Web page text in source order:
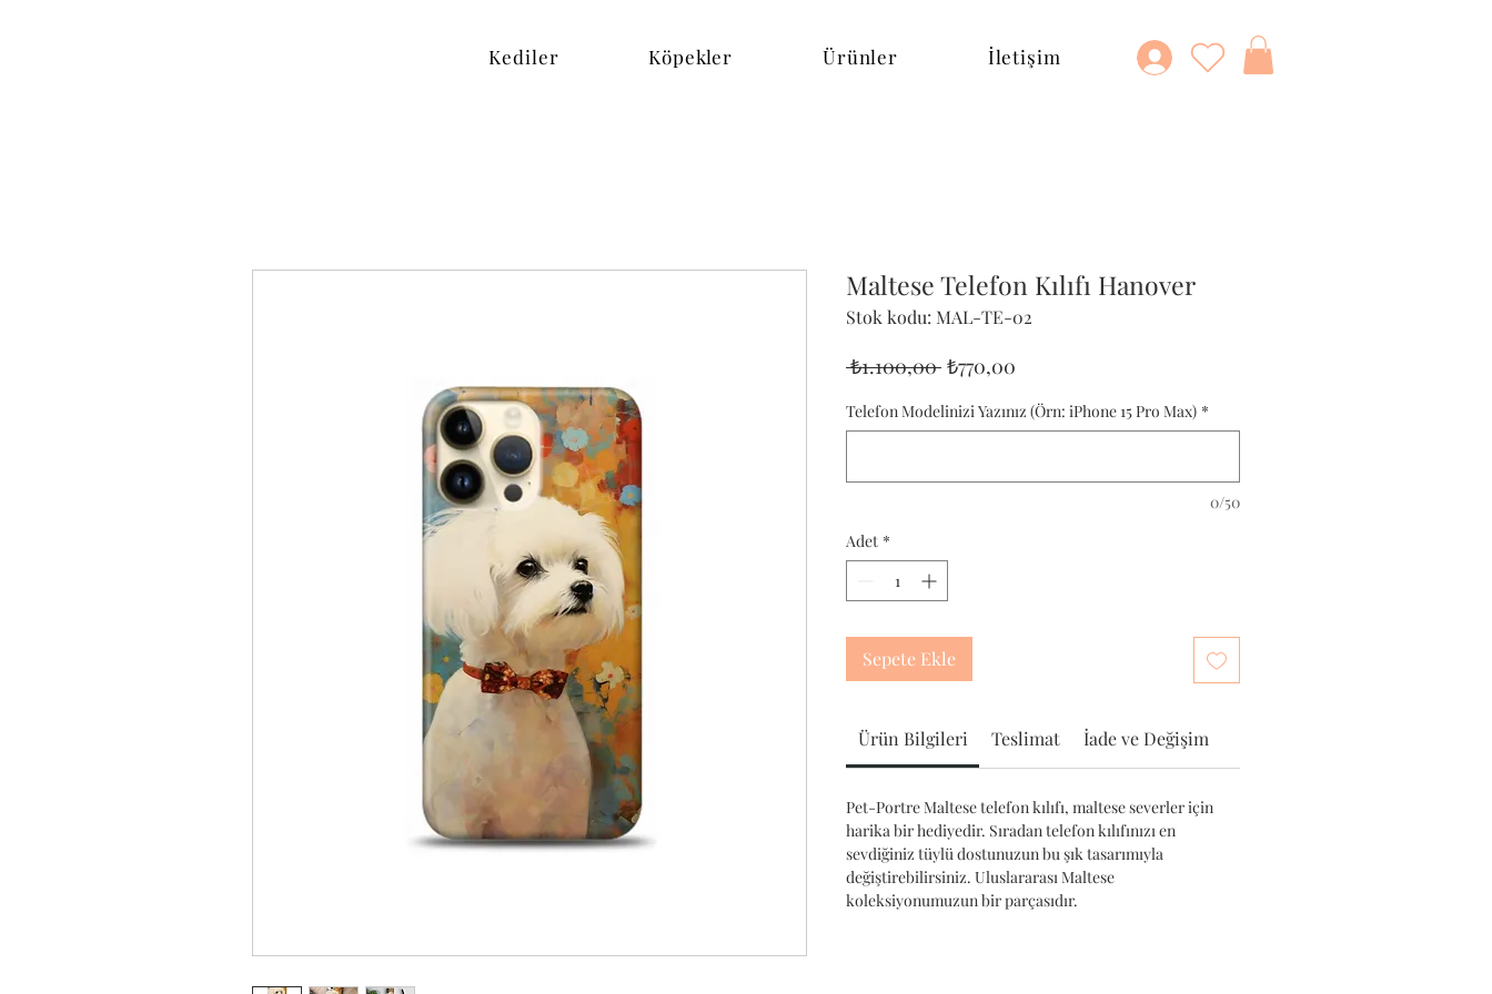
Kediler Köpekler Ürünler İletişim
Maltese Telefon Kılıfı Hanover
Stok kodu: MAL-TE-02
₺1.100,00 Normal
₺770,00
Telefon Modelinizi Yazınız (Örn: iPhone 15 Pro Max) *
0/50
Adet *
Sepete Ekle
Ürün Bilgileri Teslimat İade ve Değişim
Pet-Portre Maltese telefon kılıfı, maltese severler için
harika bir hediyedir. Sıradan telefon kılıfınızı en
sevdiğiniz tüylü dostunuzun bu şık tasarımıyla
değiştirebilirsiniz. Uluslararası Maltese
koleksiyonumuzun bir parçasıdır.